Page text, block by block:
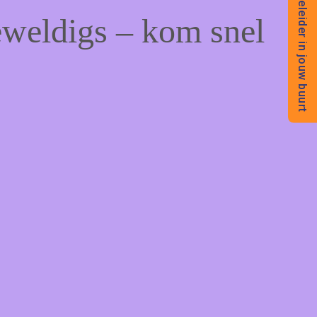
– kom snel
Begeleider in jouw buurt